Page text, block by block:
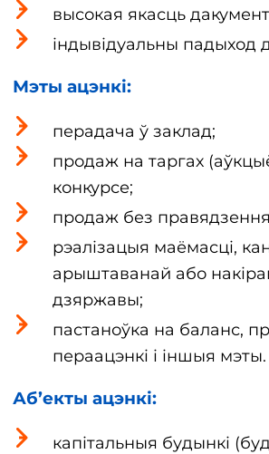
высокая якасць
індывідуальны падыход
Мэты ацэнкі:
перадача ў заклад;
продаж на таргах
конкурсе;
продаж без
рэалізацыя маёмасці,
арыштаванай або
дзяржавы;
пастаноўка на баланс,
пераацэнкі і іншыя мэты.
Аб’екты ацэнкі:
капітальныя будынкі